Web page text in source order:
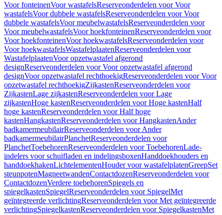
Voor fonteinenVoor wastafelsReserveonderdelen voor Voor
wastafelsVoor dubbele wastafelsReserveonderdelen voor Voor
dubbele wastafelsVoor meubelwastafelsReserveonderdelen voor
Voor meubelwastafelsVoor hoekfonteinenReserveonderdelen voor
Voor hoekfonteinenVoor hoekwastafelsReserveonderdelen voor
Voor hoekwastafelsWastafelplaatenReserveonderdelen voor
WastafelplaatenVoor opzetwastafel afgerond
designReserveonderdelen voor Voor opzetwastafel afgerond
designVoor opzetwastafel rechthoekigReserveonderdelen voor Voor
opzetwastafel rechthoekigZijkastenReserveonderdelen voor
ZijkastenLage zijkastenReserveonderdelen voor Lage
zijkastenHoge kastenReserveonderdelen voor Hoge kastenHalf
hoge kastenReserveonderdelen voor Half hoge
kastenHangkastenReserveonderdelen voor HangkastenAnder
badkamermeubilairReserveonderdelen voor Ander
badkamermeubilairPlanchetReserveonderdelen voor
PlanchetToebehorenReserveonderdelen voor ToebehorenLade-
indelers voor schuifladen en indelingsboxenHanddoekhouders en
handdoekhakenLichtelementenHouder voor wastafelplatenGreepSet
steunpotenMagneetwandenContactdozenReserveonderdelen voor
ContactdozenVerdere toebehorenSpiegels en
spiegelkastenSpiegelReserveonderdelen voor SpiegelMet
geïntegreerde verlichtingReserveonderdelen voor Met geïntegreerde
verlichtingSpiegelkastenReserveonderdelen voor SpiegelkastenMet